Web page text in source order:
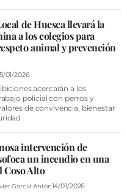
MILITANTE
de Huesca llevará la
a los colegios para
animal y prevención
01/2026
acercarán a los
policial con perros y
de convivencia, bienestar
intervención de
un incendio en una
Coso Alto
García Antón14/01/2026